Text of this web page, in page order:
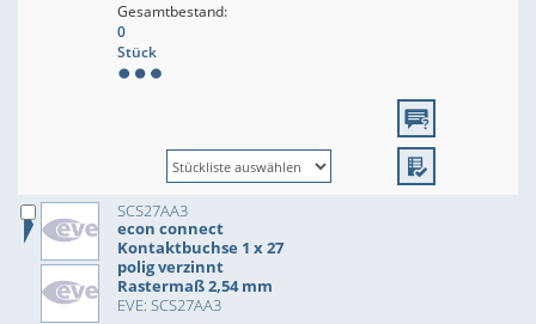
Gesamtbestand:
0
Stück
SCS27AA3
econ connect
Kontaktbuchse 1 x 27
polig verzinnt
Rastermaß 2,54 mm
EVE: SCS27AA3